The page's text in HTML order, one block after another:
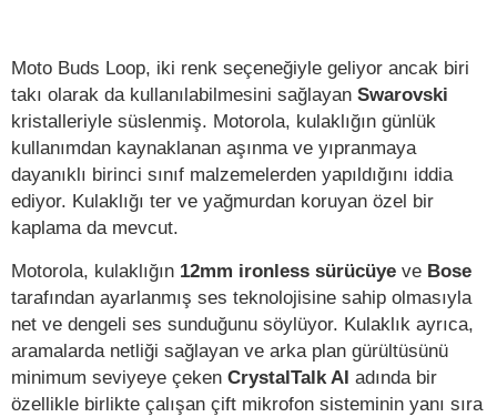
Moto Buds Loop, iki renk seçeneğiyle geliyor ancak biri
takı olarak da kullanılabilmesini sağlayan Swarovski
kristalleriyle süslenmiş. Motorola, kulaklığın günlük
kullanımdan kaynaklanan aşınma ve yıpranmaya
dayanıklı birinci sınıf malzemelerden yapıldığını iddia
ediyor. Kulaklığı ter ve yağmurdan koruyan özel bir
kaplama da mevcut.
Motorola, kulaklığın 12mm ironless sürücüye ve Bose
tarafından ayarlanmış ses teknolojisine sahip olmasıyla
net ve dengeli ses sunduğunu söylüyor. Kulaklık ayrıca,
aramalarda netliği sağlayan ve arka plan gürültüsünü
minimum seviyeye çeken CrystalTalk AI adında bir
özellikle birlikte çalışan çift mikrofon sisteminin yanı sıra